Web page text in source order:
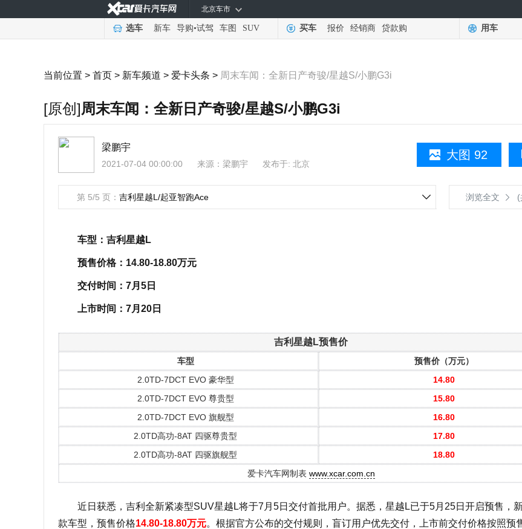
北京车市
选车 新车 导购•试驾 车图 SUV 买车 报价 经销商 贷款购 用车
当前位置 > 首页 > 新车频道 > 爱卡头条 > 周末车闻：全新日产奇骏/星越S/小鹏G3i
[原创]周末车闻：全新日产奇骏/星越S/小鹏G3i
大图 92
梁鹏宇
2021-07-04 00:00:00 来源： 梁鹏宇 发布于: 北京
第 5/5 页： 吉利星越L/起亚智跑Ace 浏览全文 (
车型：吉利星越L
预售价格：14.80-18.80万元
交付时间：7月5日
上市时间：7月20日
吉利星越L预售价
车型
预售价（万元）
2.0TD-7DCT EVO 豪华型
14.80
2.0TD-7DCT EVO 尊贵型
15.80
2.0TD-7DCT EVO 旗舰型
16.80
2.0TD高功-8AT 四驱尊贵型
17.80
2.0TD高功-8AT 四驱旗舰型
18.80
爱卡汽车网制表 www.xcar.com.cn
近日获悉，吉利全新紧凑型SUV星越L将于7月5日交付首批用户。据悉，星越L已于5月25日开启预售，
款车型，预售价格14.80-18.80万元。根据官方公布的交付规则，盲订用户优先交付，上市前交付价格按照预